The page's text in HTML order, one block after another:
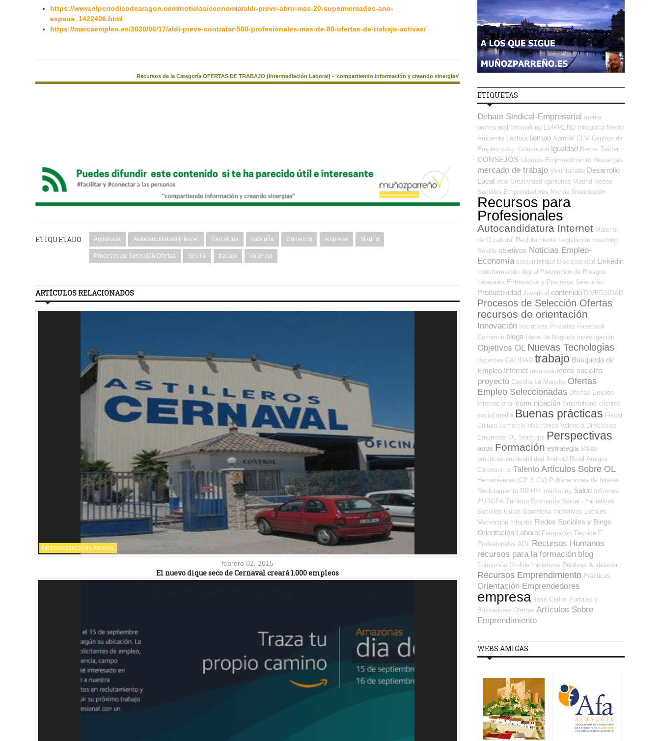
https://www.elperiodicodearagon.com/noticias/economia/aldi-preve-abrir-mas-20-supermercados-ano-
espana_1422406.html
https://marcaempleo.es/2020/06/17/aldi-preve-contratar-500-profesionales-mas-de-80-ofertas-de-trabajo-activas/
Recursos de la Categoría OFERTAS DE TRABAJO (Intermediación Laboral) - 'compartiendo información y creando sinergias'
ETIQUETADO Andalucía Autocandidatura Internet Barcelona cataluña Comercio empresa Madrid
Procesos de Selección Ofertas Sevilla trabajo Valencia
ARTÍCULOS RELACIONADOS
INTERMEDIACIÓN LABORAL
febrero 02, 2015
El nuevo dique seco de Cernaval creará 1.000 empleos
ETIQUETAS
Debate Sindical-Empresarial marca
profesional
Networking EMPREND Infografía Medio
Ambiente
Lectura tiempo Aprodel CLM Centros de
Empleo y Ag. Colocación Igualdad Becas Twitter
CONSEJOS Idiomas Emprendimiento descargas
mercado de trabajo Voluntariado Desarrollo
Local ocio Creatividad opiniones Madrid Redes
Sociales Emprendedores Murcia financiación
Recursos para
Profesionales
Autocandidatura Internet Material
de O.Laboral
Reclutamiento Legislación coaching
Sevilla objetivos Noticias Empleo-
Economía sostenibilidad Discapacidad Linkedin
transformación digital
Prevención de Riesgos
Laborales Entrevistas y Procesos Selección
Productividad Juventud contenido DIVERSIDAD
Procesos de Selección Ofertas
recursos de orientación
Innovación Iniciativas Privadas Facebook
Comercio blogs Ideas de Negocio investigación
Objetivos OL Nuevas Tecnologias
docentes CALIDAD trabajo Búsqueda de
Empleo Internet recursos redes sociales
proyecto Castilla La Mancha Ofertas
Empleo Seleccionadas Ofertas Empleo
Internacional comunicación Smartphone clientes
social media Buenas prácticas Fiscal
Cultura comercio electrónico Valencia Directorios
Empresas OL
Start-ups Perspectivas
apps Formación estrategia Malas
prácticas empleabilidad Android Rural Amigos
Coronavirus Talento Artículos Sobre OL
Herramientas (CP Y CV) Publicaciones de Interés
Reclutamiento RR.HH.
marketing Salud Informes
EUROPA Turismo Economía Social - Iniciativas
Sociales Guías Barcelona
Iniciativas Locales
Motivación
Infojobs Redes Sociales y Blogs
Orientación Laboral Formación Técnica F
Profesionales ADL
Recursos Humanos
recursos para la formación blog
Formación On-line Iniciativas Públicas Andalucía
Recursos Emprendimiento Prácticas
Orientación Emprendedores
empresa José Carlos Portales y
Buscadores Ofertas Artículos Sobre
Emprendimiento
WEBS AMIGAS